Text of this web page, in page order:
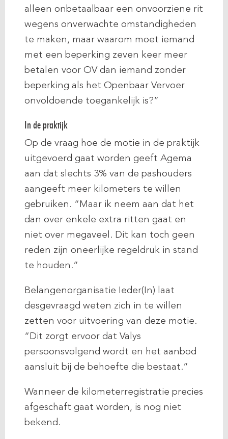
alleen onbetaalbaar een onvoorziene rit
wegens onverwachte omstandigheden
te maken, maar waarom moet iemand
met een beperking zeven keer meer
betalen voor OV dan iemand zonder
beperking als het Openbaar Vervoer
onvoldoende toegankelijk is?”
In de praktijk
Op de vraag hoe de motie in de praktijk
uitgevoerd gaat worden geeft Agema
aan dat slechts 3% van de pashouders
aangeeft meer kilometers te willen
gebruiken. “Maar ik neem aan dat het
dan over enkele extra ritten gaat en
niet over megaveel. Dit kan toch geen
reden zijn oneerlijke regeldruk in stand
te houden.”
Belangenorganisatie Ieder(In) laat
desgevraagd weten zich in te willen
zetten voor uitvoering van deze motie.
“Dit zorgt ervoor dat Valys
persoonsvolgend wordt en het aanbod
aansluit bij de behoefte die bestaat.”
Wanneer de kilometerregistratie precies
afgeschaft gaat worden, is nog niet
bekend.